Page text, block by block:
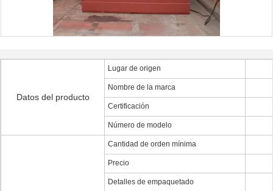
Datos del producto
Lugar de origen
Nombre de la marca
Certificación
Número de modelo
Cantidad de orden mínima
Precio
Detalles de empaquetado